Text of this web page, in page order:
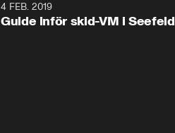
4 FEB. 2019
Guide inför skid-VM i Seefeld